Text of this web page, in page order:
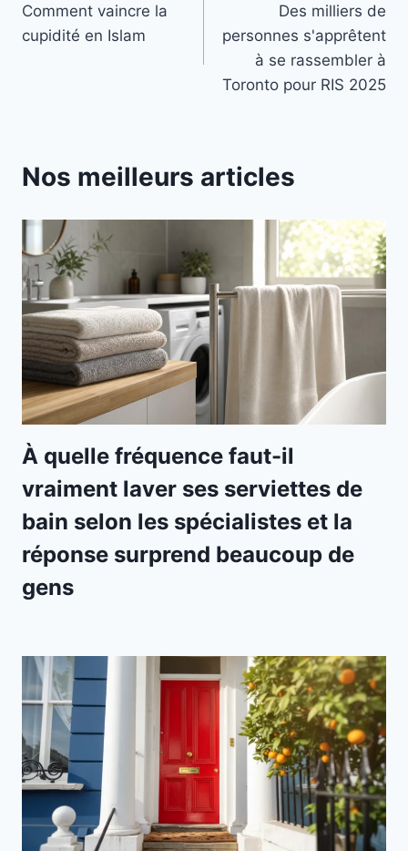
de
Comment vaincre la
cupidité en Islam
Des milliers de
personnes s'apprêtent
à se rassembler à
Toronto pour RIS 2025
Nos meilleurs articles
À quelle fréquence faut-il
vraiment laver ses serviettes de
bain selon les spécialistes et la
réponse surprend beaucoup de
gens